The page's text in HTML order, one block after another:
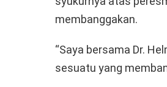
membanggakan.
“Saya bersama Dr.
sesuatu yang